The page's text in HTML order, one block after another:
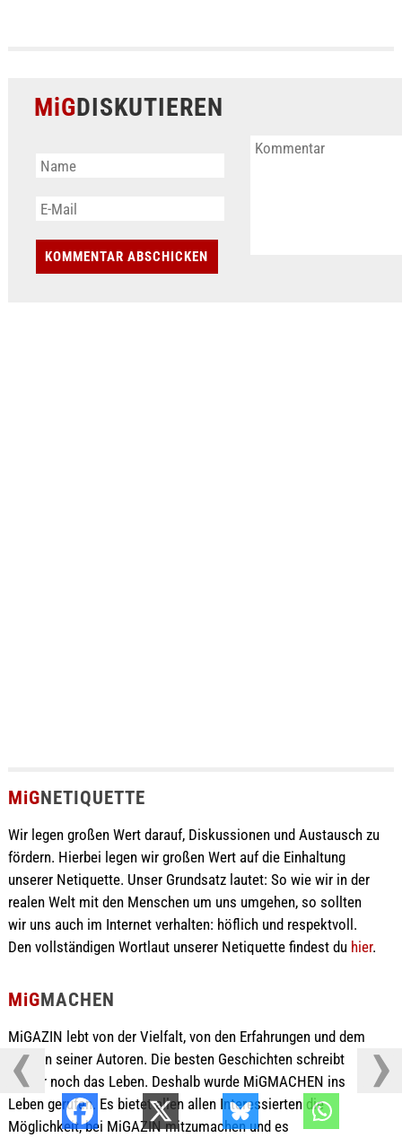
MiGDISKUTIEREN
MiGNETIQUETTE
Wir legen großen Wert darauf, Diskussionen und Austausch zu
fördern. Hierbei legen wir großen Wert auf die Einhaltung
unserer Netiquette. Unser Grundsatz lautet: So wie wir in der
realen Welt mit den Menschen um uns umgehen, so sollten
wir uns auch im Internet verhalten: höflich und respektvoll.
Den vollständigen Wortlaut unserer Netiquette findest du hier.
MiGMACHEN
MiGAZIN lebt von der Vielfalt, von den Erfahrungen und dem
Wissen seiner Autoren. Die besten Geschichten schreibt
immer noch das Leben. Deshalb wurde MiGMACHEN ins
Leben gerufen. Es bietet allen allen Interessierten die
Möglichkeit, bei MiGAZIN mitzumachen und es